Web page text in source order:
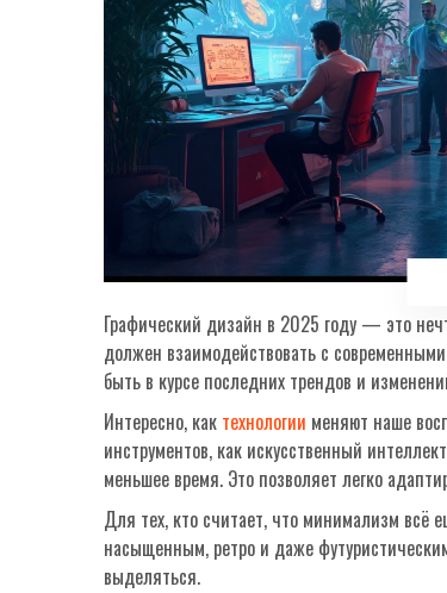
Графический дизайн в 2025 году — это
должен взаимодействовать с
быть в курсе последних трендов и
Интересно, как технологии меняют наше
инструментов, как искусственный
меньшее время. Это позволяет легко
Для тех, кто считает, что минимализм всё
насыщенным, ретро и даже
выделяться.